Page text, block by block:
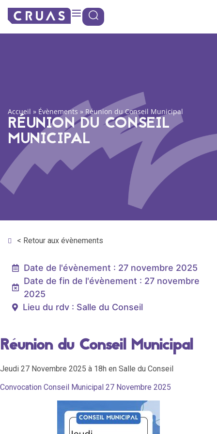
Panneau de gestion des cookies
Accueil » Évènements » Réunion du Conseil Municipal
RÉUNION DU CONSEIL
MUNICIPAL
< Retour aux évènements
Date de l'évènement : 27 novembre 2025
Date de fin de l'évènement : 27 novembre
2025
Lieu du rdv : Salle du Conseil
Réunion du Conseil Municipal
Jeudi 27 Novembre 2025 à 18h en Salle du Conseil
Convocation Conseil Municipal 27 Novembre 2025